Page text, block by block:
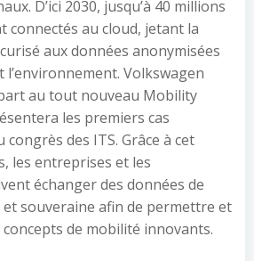
D’ici 2030, jusqu’à 40 millions
connectés au cloud, jetant la
aux données anonymisées
l’environnement. Volkswagen
au tout nouveau Mobility
les premiers cas
congrès des ITS. Grâce à cet
les entreprises et les
échanger des données de
et souveraine afin de permettre et
de mobilité innovants.